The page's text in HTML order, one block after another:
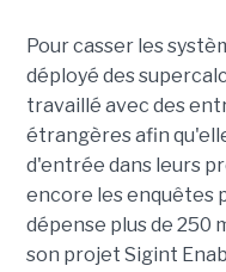
Pour casser les
déployé des
travaillé avec des
étrangères afin
d'entrée dans leurs
encore les enquêtes
dépense plus de 250
son projet Sigint